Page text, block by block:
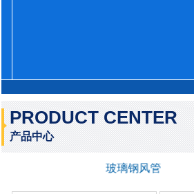
PRODUCT CENTER
产品中心
玻璃钢风管